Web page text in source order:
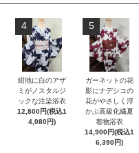
4
紺地に白のアザ
ミがノスタルジ
ックな注染浴衣
12,800円(税込1
4,080円)
5
ガーネットの花
影にナデシコの
花がやさしく浮
かぶ高級化繊夏
着物浴衣
14,900円(税込1
6,390円)